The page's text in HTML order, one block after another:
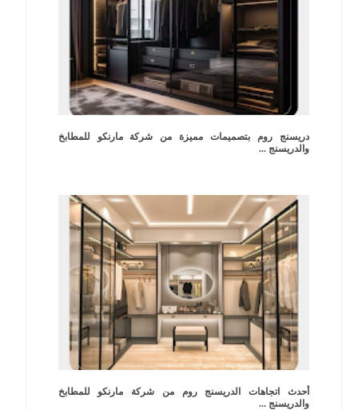
دريسنج روم بتصميمات مميزة من شركة مارنكو للمطابخ
والدريسنج ...
أحدث اتجاهات الدريسنج روم من شركة مارنكو للمطابخ
والدريسنج ...